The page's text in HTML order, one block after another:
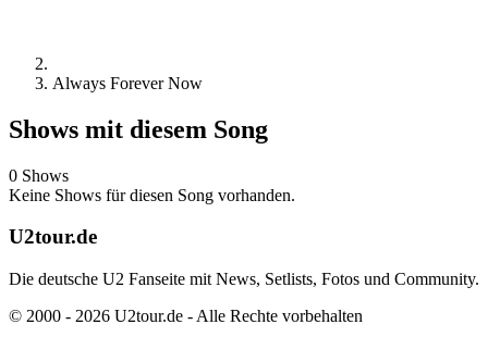
Always Forever Now
Shows mit diesem Song
0 Shows
Keine Shows für diesen Song vorhanden.
U2tour.de
Die deutsche U2 Fanseite mit News, Setlists, Fotos und Community.
© 2000 - 2026 U2tour.de - Alle Rechte vorbehalten